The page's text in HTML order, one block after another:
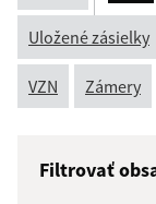
Uložené zásielky
VZN Zámery
Filtrovať